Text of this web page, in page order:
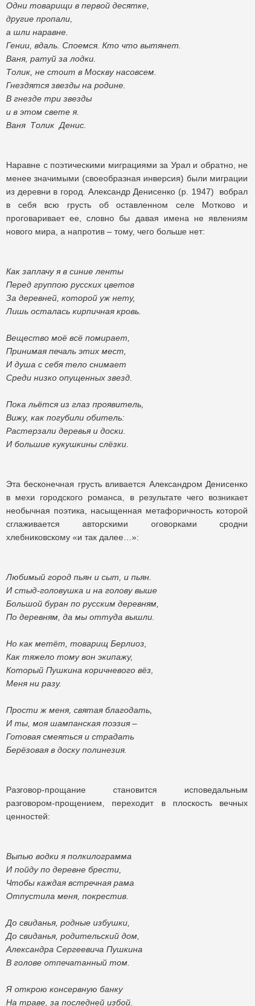
Одни товарищи в первой десятке,
другие пропали,
а шли наравне.
Гении, вдаль. Споемся. Кто что вытянет.
Ваня, ратуй за лодки.
Толик, не стоит в Москву насовсем.
Гнездятся звезды на родине.
В гнезде три звезды
и в этом свете я.
Ваня Толик Денис.
Наравне с поэтическими миграциями за Урал и обратно, не
менее значимыми (своеобразная инверсия) были миграции
из деревни в город. Александр Денисенко (р. 1947) вобрал
в себя всю грусть об оставленном селе Мотково и
проговаривает ее, словно бы давая имена не явлениям
нового мира, а напротив – тому, чего больше нет:
Как заплачу я в синие ленты
Перед группою русских цветов
За деревней, которой уж нету,
Лишь осталась кирпичная кровь.
Вещество моё всё помирает,
Принимая печаль этих мест,
И душа с себя тело снимает
Среди низко опущенных звезд.
Пока льётся из глаз проявитель,
Вижу, как погубили обитель:
Растерзали деревья и доски.
И большие кукушкины слёзки.
Эта бесконечная грусть вливается Александром Денисенко
в мехи городского романса, в результате чего возникает
необычная поэтика, насыщенная метафоричность которой
сглаживается авторскими оговорками сродни
хлебниковскому «и так далее…»:
Любимый город пьян и сыт, и пьян.
И стыд-головушка и на голову выше
Большой буран по русским деревням,
По деревням, да мы оттуда вышли.
Но как метёт, товарищ Берлиоз,
Как тяжело тому вон экипажу,
Который Пушкина коричневого вёз,
Меня ни разу.
Прости ж меня, святая благодать,
И ты, моя шампанская поэзия –
Готовая смеяться и страдать
Берёзовая в доску полинезия.
Разговор-прощание становится исповедальным
разговором-прощением, переходит в плоскость вечных
ценностей:
Выпью водки я полкилограмма
И пойду по деревне брести,
Чтобы каждая встречная рама
Отпустила меня, покрестив.
До свиданья, родные избушки,
До свиданья, родительский дом,
Александра Сергеевича Пушкина
В голове отпечатанный том.
Я открою консервную банку
На траве, за последней избой.